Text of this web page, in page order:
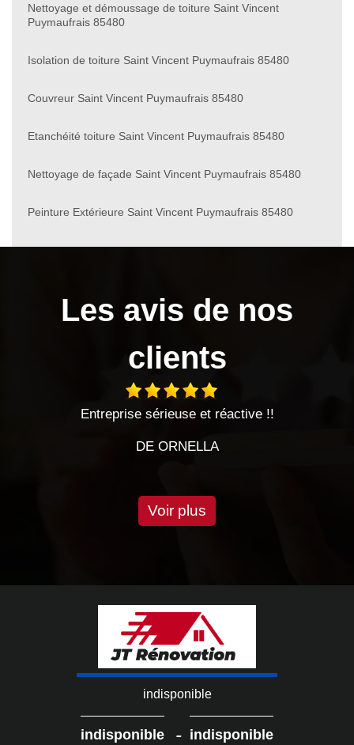
Nettoyage et démoussage de toiture Saint Vincent
Puymaufrais 85480
Isolation de toiture Saint Vincent Puymaufrais 85480
Couvreur Saint Vincent Puymaufrais 85480
Etanchéité toiture Saint Vincent Puymaufrais 85480
Nettoyage de façade Saint Vincent Puymaufrais 85480
Peinture Extérieure Saint Vincent Puymaufrais 85480
Les avis de nos
clients
et réactive !!
Le Hasard a bien fait
Voir plus
indisponible
indisponible - indisponible